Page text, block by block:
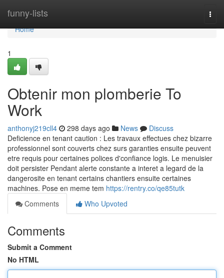
funny-lists
Home
Home
1
Obtenir mon plomberie To
Work
anthonyj219cll4 298 days ago News
Discuss
Deficience en tenant caution : Les travaux effectues chez bizarre
professionnel sont couverts chez surs garanties ensuite peuvent
etre requis pour certaines polices d'confiance logis. Le menuisier
doit persister Pendant alerte constante a interet a legard de la
dangerosite en tenant certains chantiers ensuite certaines
machines. Pose en meme tem https://rentry.co/qe85tutk
Comments
Who Upvoted
Comments
Submit a Comment
No HTML